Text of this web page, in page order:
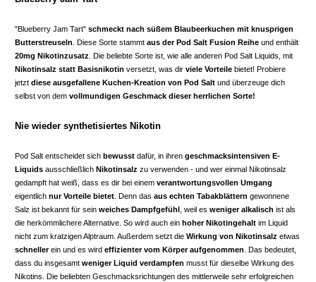
"Blueberry Jam Tart" schmeckt nach süßem Blaubeerkuchen mit knusprigen
Butterstreuseln . Diese Sorte stammt aus der Pod Salt Fusion Reihe und enthält
20mg Nikotinzusatz . Die beliebte Sorte ist, wie alle anderen Pod Salt Liquids, mit
Nikotinsalz statt Basisnikotin versetzt, was dir viele Vorteile bietet! Probiere
jetzt diese ausgefallene Kuchen-Kreation von Pod Salt und überzeuge dich
selbst von dem vollmundigen Geschmack dieser herrlichen Sorte!
Nie wieder synthetisiertes Nikotin
Pod Salt entscheidet sich bewusst dafür, in ihren geschmacksintensiven E-
Liquids ausschließlich Nikotinsalz zu verwenden - und wer einmal Nikotinsalz
gedampft hat weiß, dass es dir bei einem verantwortungsvollen Umgang
eigentlich nur Vorteile bietet . Denn das aus echten Tabakblättern gewonnene
Salz ist bekannt für sein weiches Dampfgefühl , weil es weniger alkalisch ist als
die herkömmlichere Alternative. So wird auch ein hoher Nikotingehalt im Liquid
nicht zum kratzigen Alptraum. Außerdem setzt die Wirkung von Nikotinsalz etwas
schnellerein und es wird effizienter vom Körper aufgenommen . Das bedeutet,
dass du insgesamt weniger Liquid verdampfen musst für dieselbe Wirkung des
Nikotins. Die beliebten Geschmacksrichtungen des mittlerweile sehr erfolgreichen